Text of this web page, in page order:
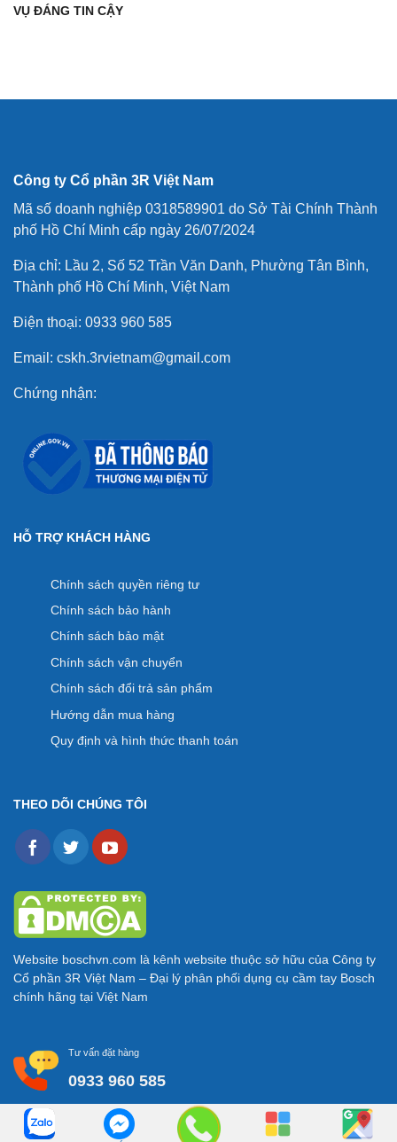
VỤ ĐÁNG TIN CẬY
Công ty Cổ phần 3R Việt Nam
Mã số doanh nghiệp 0318589901 do Sở Tài Chính Thành
phố Hồ Chí Minh cấp ngày 26/07/2024
Địa chỉ: Lầu 2, Số 52 Trần Văn Danh, Phường Tân Bình,
Thành phố Hồ Chí Minh, Việt Nam
Điện thoại: 0933 960 585
Email: cskh.3rvietnam@gmail.com
Chứng nhận:
HỖ TRỢ KHÁCH HÀNG
Chính sách quyền riêng tư
Chính sách bảo hành
Chính sách bảo mật
Chính sách vận chuyển
Chính sách đổi trả sản phẩm
Hướng dẫn mua hàng
Quy định và hình thức thanh toán
THEO DÕI CHÚNG TÔI
Website boschvn.com là kênh website thuộc sở hữu của Công ty
Cổ phần 3R Việt Nam – Đại lý phân phối dụng cụ cầm tay Bosch
chính hãng tại Việt Nam
Tư vấn đặt hàng
0933 960 585